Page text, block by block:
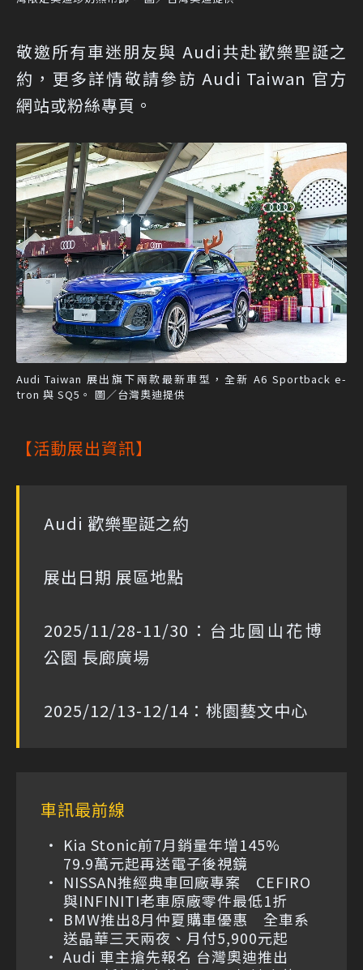
敬邀所有車迷朋友與 Audi共赴歡樂聖誕之
約，更多詳情敬請參訪 Audi Taiwan 官方
網站或粉絲專頁 。
Audi Taiwan 展出旗下兩款最新車型，全新 A6 Sportback e-
tron 與 SQ5。 圖／台灣奧迪提供
【活動展出資訊】
Audi 歡樂聖誕之約
展出日期 展區地點
2025/11/28-11/30：台北圓山花博
公園 長廊廣場
2025/12/13-12/14：桃園藝文中心
車訊最前線
Kia Stonic前7月銷量年增145%
79.9萬元起再送電子後視鏡
NISSAN推經典車回廠專案 CEFIRO
與INFINITI老車原廠零件最低1折
BMW推出8月仲夏購車優惠 全車系
送晶華三天兩夜、月付5,900元起
Audi 車主搶先報名 台灣奧迪推出